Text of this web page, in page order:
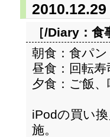
2010.12.29
［/Diary： 食
朝食：食パ
昼食：回転寿
夕食：ご飯
iPodの買い
施。